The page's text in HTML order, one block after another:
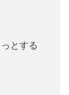
とする